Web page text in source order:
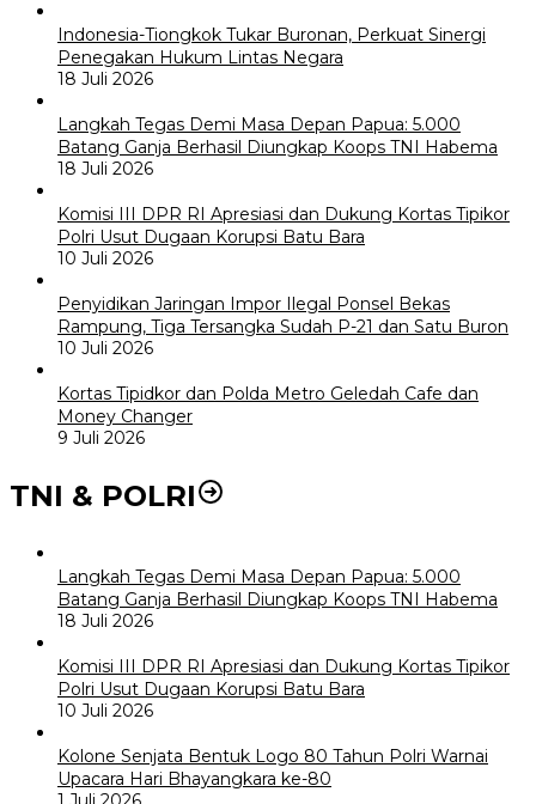
Indonesia-Tiongkok Tukar Buronan, Perkuat Sinergi
Penegakan Hukum Lintas Negara
18 Juli 2026
Langkah Tegas Demi Masa Depan Papua: 5.000
Batang Ganja Berhasil Diungkap Koops TNI Habema
18 Juli 2026
Komisi III DPR RI Apresiasi dan Dukung Kortas Tipikor
Polri Usut Dugaan Korupsi Batu Bara
10 Juli 2026
Penyidikan Jaringan Impor Ilegal Ponsel Bekas
Rampung, Tiga Tersangka Sudah P-21 dan Satu Buron
10 Juli 2026
Kortas Tipidkor dan Polda Metro Geledah Cafe dan
Money Changer
9 Juli 2026
TNI & POLRI
Langkah Tegas Demi Masa Depan Papua: 5.000
Batang Ganja Berhasil Diungkap Koops TNI Habema
18 Juli 2026
Komisi III DPR RI Apresiasi dan Dukung Kortas Tipikor
Polri Usut Dugaan Korupsi Batu Bara
10 Juli 2026
Kolone Senjata Bentuk Logo 80 Tahun Polri Warnai
Upacara Hari Bhayangkara ke-80